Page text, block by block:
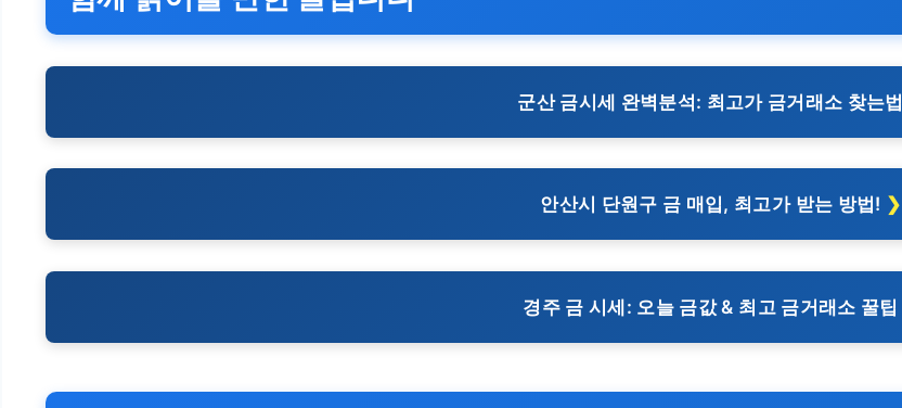
군산 금시세 완벽분석: 최고가 금거래소 찾는법
안산시 단원구 금 매입, 최고가 받는 방법!
경주 금 시세: 오늘 금값 & 최고 금거래소 꿀팁